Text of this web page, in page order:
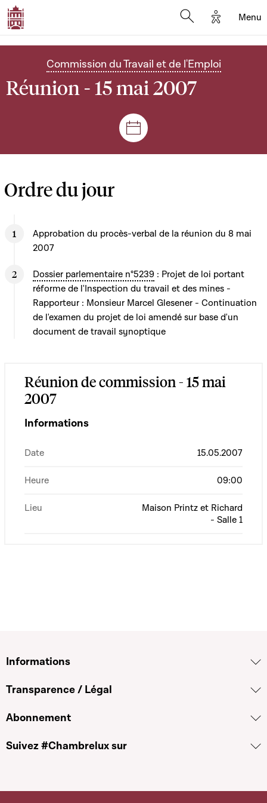
Options
Menu
Commission du Travail et de l'Emploi
Réunion - 15 mai 2007
Séances et réunions
Ordre du jour
Approbation du procès-verbal de la réunion du 8 mai
2007
Dossier parlementaire n°5239 : Projet de loi portant
réforme de l'Inspection du travail et des mines -
Rapporteur : Monsieur Marcel Glesener - Continuation
de l'examen du projet de loi amendé sur base d'un
document de travail synoptique
Réunion de commission - 15 mai
2007
Informations
Date 15.05.2007
Heure 09:00
Lieu
Maison Printz et Richard
- Salle 1
Informations
Transparence / Légal
Abonnement
Suivez #Chambrelux sur